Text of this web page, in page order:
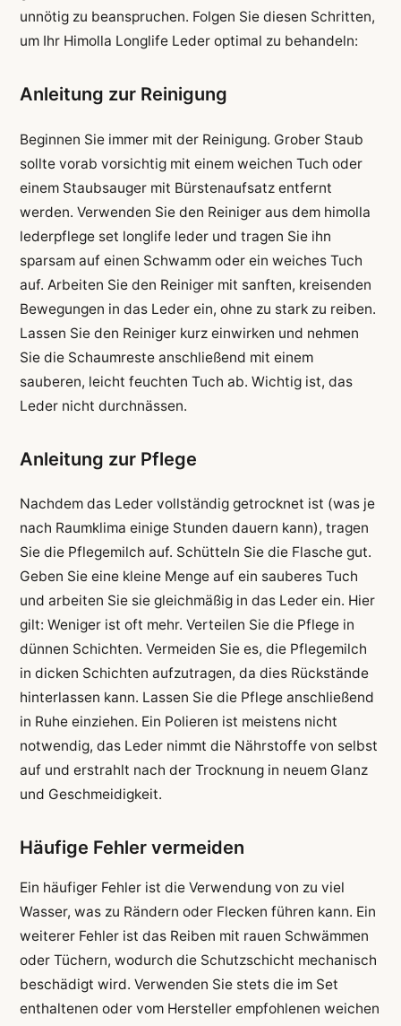
unnötig zu beanspruchen. Folgen Sie diesen Schritten,
um Ihr Himolla Longlife Leder optimal zu behandeln:
Anleitung zur Reinigung
Beginnen Sie immer mit der Reinigung. Grober Staub
sollte vorab vorsichtig mit einem weichen Tuch oder
einem Staubsauger mit Bürstenaufsatz entfernt
werden. Verwenden Sie den Reiniger aus dem himolla
lederpflege set longlife leder und tragen Sie ihn
sparsam auf einen Schwamm oder ein weiches Tuch
auf. Arbeiten Sie den Reiniger mit sanften, kreisenden
Bewegungen in das Leder ein, ohne zu stark zu reiben.
Lassen Sie den Reiniger kurz einwirken und nehmen
Sie die Schaumreste anschließend mit einem
sauberen, leicht feuchten Tuch ab. Wichtig ist, das
Leder nicht durchnässen.
Anleitung zur Pflege
Nachdem das Leder vollständig getrocknet ist (was je
nach Raumklima einige Stunden dauern kann), tragen
Sie die Pflegemilch auf. Schütteln Sie die Flasche gut.
Geben Sie eine kleine Menge auf ein sauberes Tuch
und arbeiten Sie sie gleichmäßig in das Leder ein. Hier
gilt: Weniger ist oft mehr. Verteilen Sie die Pflege in
dünnen Schichten. Vermeiden Sie es, die Pflegemilch
in dicken Schichten aufzutragen, da dies Rückstände
hinterlassen kann. Lassen Sie die Pflege anschließend
in Ruhe einziehen. Ein Polieren ist meistens nicht
notwendig, das Leder nimmt die Nährstoffe von selbst
auf und erstrahlt nach der Trocknung in neuem Glanz
und Geschmeidigkeit.
Häufige Fehler vermeiden
Ein häufiger Fehler ist die Verwendung von zu viel
Wasser, was zu Rändern oder Flecken führen kann. Ein
weiterer Fehler ist das Reiben mit rauen Schwämmen
oder Tüchern, wodurch die Schutzschicht mechanisch
beschädigt wird. Verwenden Sie stets die im Set
enthaltenen oder vom Hersteller empfohlenen weichen